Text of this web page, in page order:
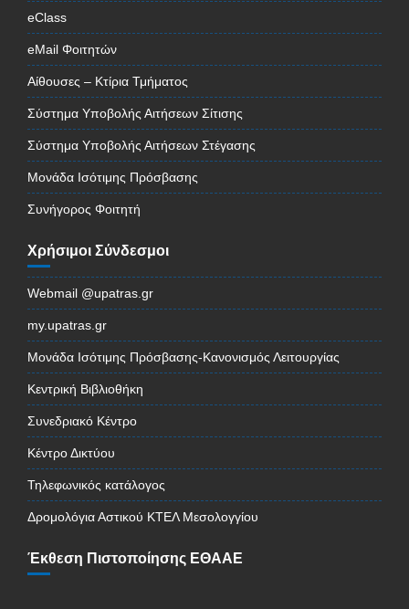
eClass
eMail Φοιτητών
Αίθουσες – Κτίρια Τμήματος
Σύστημα Υποβολής Αιτήσεων Σίτισης
Σύστημα Υποβολής Αιτήσεων Στέγασης
Μονάδα Ισότιμης Πρόσβασης
Συνήγορος Φοιτητή
Χρήσιμοι Σύνδεσμοι
Webmail @upatras.gr
my.upatras.gr
Μονάδα Ισότιμης Πρόσβασης-Κανονισμός Λειτουργίας
Κεντρική Βιβλιοθήκη
Συνεδριακό Κέντρο
Κέντρο Δικτύου
Τηλεφωνικός κατάλογος
Δρομολόγια Αστικού ΚΤΕΛ Μεσολογγίου
Έκθεση Πιστοποίησης ΕΘΑΑΕ